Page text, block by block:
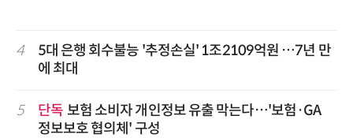
4
5대 은행 회수불능 '추정손실' 1조2109억원 …7년 만
에 최대
5 단독 보험 소비자 개인정보 유출 막는다…'보험·GA
정보보호 협의체' 구성